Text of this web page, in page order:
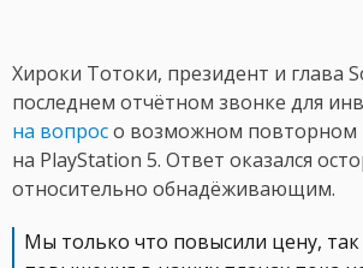
Хироки Тотоки, президент и глава
последнем отчётном звонке для
на вопросо возможном
на PlayStation 5. Ответ оказался
относительно обнадёживающим.
Мы только что повысили цену,